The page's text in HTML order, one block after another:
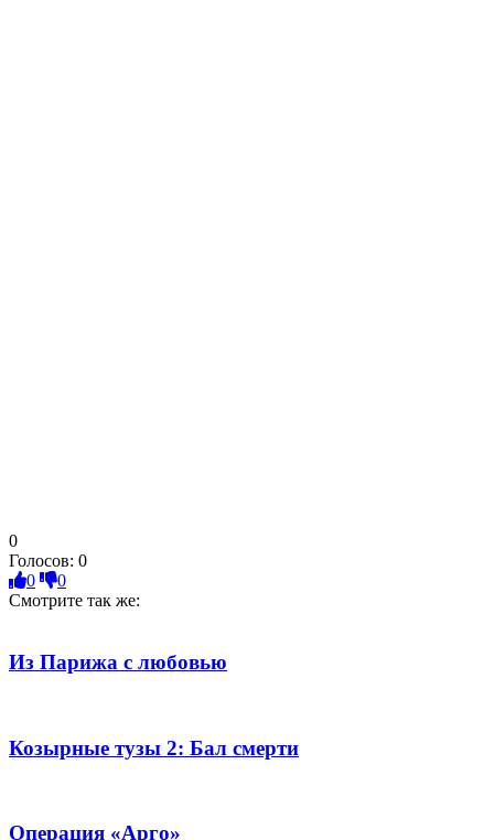
0
Голосов: 0
0
0
Смотрите так же:
Из Парижа с любовью
Козырные тузы 2: Бал смерти
Операция «Арго»